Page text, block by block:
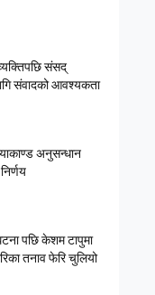
संसद्
संवादको आवश्यकता
अनुसन्धान
पछि केशम टापुमा
तनाव फेरि चुलियो